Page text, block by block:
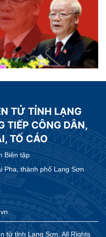
TỬ TỈNH LẠNG
TIẾP CÔNG DÂN,
TỐ CÁO
Biên tập
Pha, thành phố Lạng Sơn
tử tỉnh Lạng Sơn. All Rights